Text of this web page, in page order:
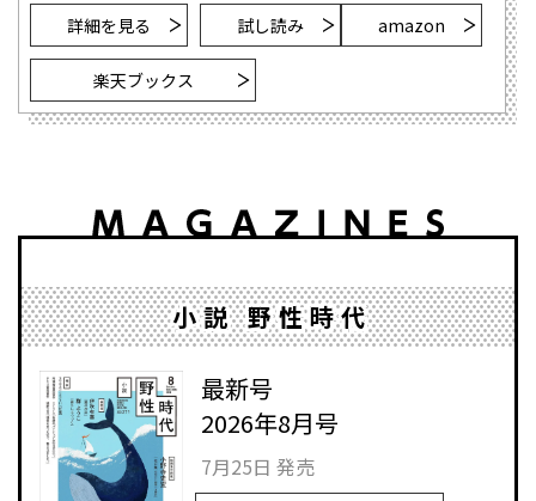
詳細を見る 試し読み amazon
楽天ブックス
小説 野性時代
最新号
2026年8月号
7月25日 発売